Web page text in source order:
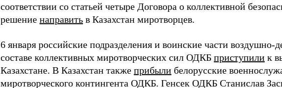
соответствии со статьей четыре Договора о коллективной
решение направить в Казахстан миротворцев.
6 января российские подразделения и воинские части воздушно-
составе коллективных миротворческих сил ОДКБ приступили к
Казахстане. В Казахстан также прибыли белорусские
миротворческого контингента ОДКБ. Генсек ОДКБ Станислав